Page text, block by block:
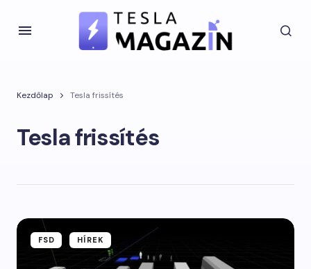
Kezdőlap Tesla frissítés
Tesla frissítés
FSD HÍREK